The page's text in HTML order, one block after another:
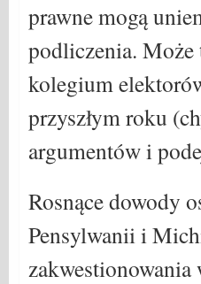
prawne mogą
podliczenia.
kolegium
przyszłym roku
argumentów i
Rosnące dowody
Pensylwanii i